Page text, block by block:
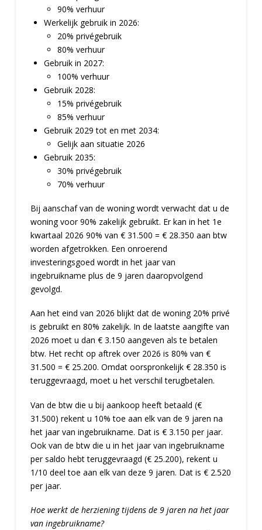
90% verhuur
Werkelijk gebruik in 2026:
20% privégebruik
80% verhuur
Gebruik in 2027:
100% verhuur
Gebruik 2028:
15% privégebruik
85% verhuur
Gebruik 2029 tot en met 2034:
Gelijk aan situatie 2026
Gebruik 2035:
30% privégebruik
70% verhuur
Bij aanschaf van de woning wordt verwacht dat u de
woning voor 90% zakelijk gebruikt. Er kan in het 1e
kwartaal 2026 90% van € 31.500 = € 28.350 aan btw
worden afgetrokken. Een onroerend
investeringsgoed wordt in het jaar van
ingebruikname plus de 9 jaren daaropvolgend
gevolgd.
Aan het eind van 2026 blijkt dat de woning 20% privé
is gebruikt en 80% zakelijk. In de laatste aangifte van
2026 moet u dan € 3.150 aangeven als te betalen
btw. Het recht op aftrek over 2026 is 80% van €
31.500 = € 25.200. Omdat oorspronkelijk € 28.350 is
teruggevraagd, moet u het verschil terugbetalen.
Van de btw die u bij aankoop heeft betaald (€
31.500) rekent u 10% toe aan elk van de 9 jaren na
het jaar van ingebruikname. Dat is € 3.150 per jaar.
Ook van de btw die u in het jaar van ingebruikname
per saldo hebt teruggevraagd (€ 25.200), rekent u
1/10 deel toe aan elk van deze 9 jaren. Dat is € 2.520
per jaar.
Hoe werkt de herziening tijdens de 9 jaren na het jaar
van ingebruikname?